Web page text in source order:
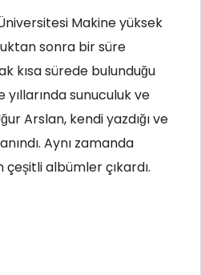
Makine yüksek
sonra bir süre
kısa sürede bulunduğu
yıllarında sunuculuk ve
Arslan, kendi yazdığı ve
Aynı zamanda
albümler çıkardı.